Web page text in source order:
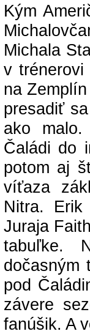
Kým
Michala
v trénerovi
na
presadiť
ako
Čaládi do
potom aj
víťaza
Nitra.
Juraja
tabuľke.
dočasným
pod
závere
fanúšik. A